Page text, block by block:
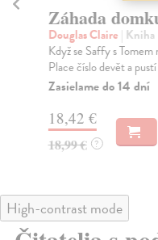
Záhada
Douglas Claire | Kniha
Když se Saffy s
Place číslo devět a
Zasielame do 14 dní
18,42 €
18,99 € ?
High-contrast mode